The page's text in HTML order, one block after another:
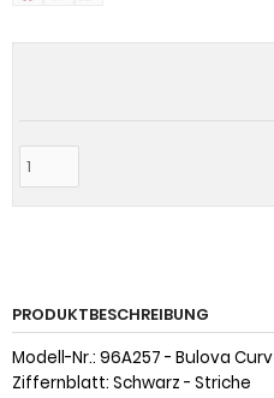
PRODUKTBESCHREIBUNG
Modell-Nr.: 96A257 - Bulova Curv
Ziffernblatt: Schwarz - Striche